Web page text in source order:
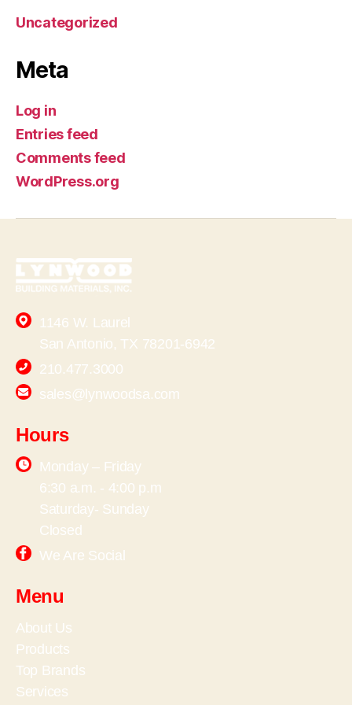
Uncategorized
Meta
Log in
Entries feed
Comments feed
WordPress.org
1146 W. Laurel
San Antonio, TX 78201-6942
210.477.3000
sales@lynwoodsa.com
Hours
Monday – Friday
6:30 a.m. - 4:00 p.m
Saturday- Sunday
Closed
We Are Social
Menu
About Us
Products
Top Brands
Services